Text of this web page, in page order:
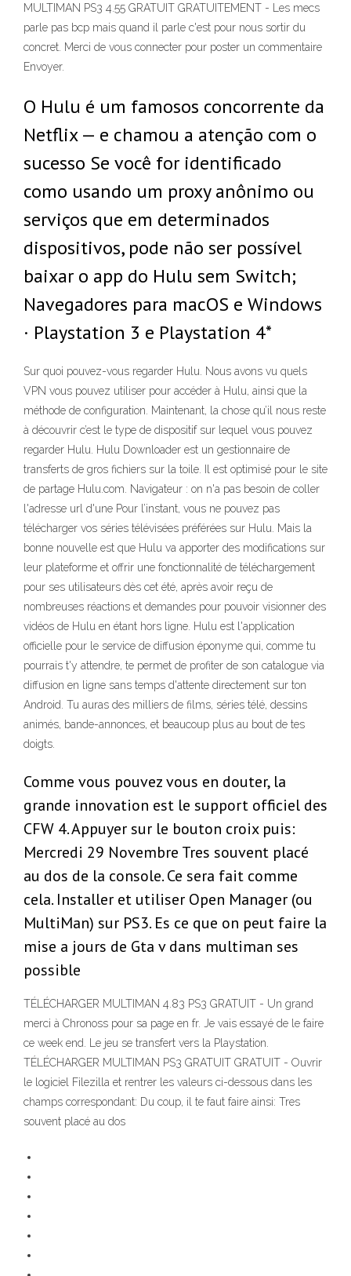
MULTIMAN PS3 4.55 GRATUIT GRATUITEMENT - Les mecs
parle pas bcp mais quand il parle c'est pour nous sortir du
concret. Merci de vous connecter pour poster un commentaire
Envoyer.
O Hulu é um famosos concorrente da
Netflix — e chamou a atenção com o
sucesso Se você for identificado
como usando um proxy anônimo ou
serviços que em determinados
dispositivos, pode não ser possível
baixar o app do Hulu sem Switch;
Navegadores para macOS e Windows
· Playstation 3 e Playstation 4*
Sur quoi pouvez-vous regarder Hulu. Nous avons vu quels
VPN vous pouvez utiliser pour accéder à Hulu, ainsi que la
méthode de configuration. Maintenant, la chose qu’il nous reste
à découvrir c’est le type de dispositif sur lequel vous pouvez
regarder Hulu. Hulu Downloader est un gestionnaire de
transferts de gros fichiers sur la toile. Il est optimisé pour le site
de partage Hulu.com. Navigateur : on n'a pas besoin de coller
l'adresse url d'une Pour l’instant, vous ne pouvez pas
télécharger vos séries télévisées préférées sur Hulu. Mais la
bonne nouvelle est que Hulu va apporter des modifications sur
leur plateforme et offrir une fonctionnalité de téléchargement
pour ses utilisateurs dès cet été, après avoir reçu de
nombreuses réactions et demandes pour pouvoir visionner des
vidéos de Hulu en étant hors ligne. Hulu est l'application
officielle pour le service de diffusion éponyme qui, comme tu
pourrais t'y attendre, te permet de profiter de son catalogue via
diffusion en ligne sans temps d'attente directement sur ton
Android. Tu auras des milliers de films, séries télé, dessins
animés, bande-annonces, et beaucoup plus au bout de tes
doigts.
Comme vous pouvez vous en douter, la
grande innovation est le support officiel des
CFW 4. Appuyer sur le bouton croix puis:
Mercredi 29 Novembre Tres souvent placé
au dos de la console. Ce sera fait comme
cela. Installer et utiliser Open Manager (ou
MultiMan) sur PS3. Es ce que on peut faire la
mise a jours de Gta v dans multiman ses
possible
TÉLÉCHARGER MULTIMAN 4.83 PS3 GRATUIT - Un grand
merci à Chronoss pour sa page en fr. Je vais essayé de le faire
ce week end. Le jeu se transfert vers la Playstation.
TÉLÉCHARGER MULTIMAN PS3 GRATUIT GRATUIT - Ouvrir
le logiciel Filezilla et rentrer les valeurs ci-dessous dans les
champs correspondant: Du coup, il te faut faire ainsi: Tres
souvent placé au dos